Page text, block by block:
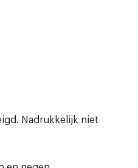
Nadrukkelijk niet